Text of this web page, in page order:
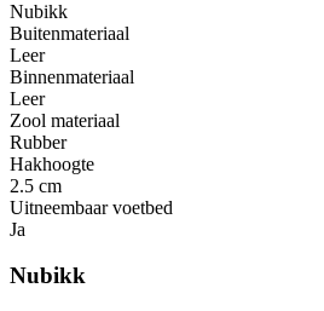
Nubikk
Buitenmateriaal
Leer
Binnenmateriaal
Leer
Zool materiaal
Rubber
Hakhoogte
2.5 cm
Uitneembaar voetbed
Ja
Nubikk